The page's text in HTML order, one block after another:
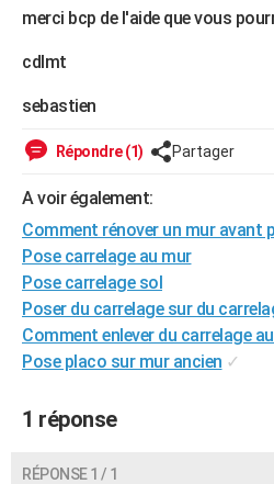
DICTIONNAIRE
PROGRAMME TV
COPAINS D'AVANT
S'inscrire
Se connecter
Lycées
Collèges
Primaires
Universités
Entreprises
Service militaire
Avis de recherche
AVIS DE DÉCÈS
FORUM
Bricolage
Lifestyle
Culture
Sport
Auto
Television
Voyage
Cinema
merci bcp de l'aide que vous
cdlmt
sebastien
Répondre (1) Partager
A voir également:
Comment rénover un mur avant
Pose carrelage au mur
Pose carrelage sol
Poser du carrelage sur du
Comment enlever du carrelage
Pose placo sur mur ancien ✓
1 réponse
RÉPONSE 1 / 1